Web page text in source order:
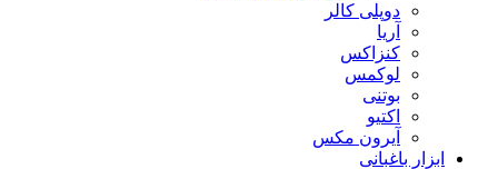
دوپلی کالر
آریا
کنزاکس
لوکمس
بوتنی
اکتیو
آیرون مکس
ابزار باغبانی